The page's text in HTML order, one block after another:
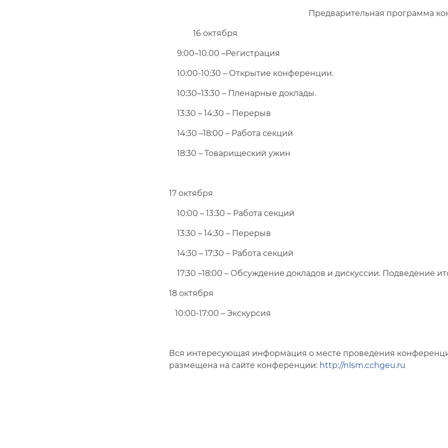
Предварительная программа
16 октября
9:00–10.00 –Регистрация
10:00-10:30 – Открытие конференции.
10:30–13:30 – Пленарные доклады.
13:30 – 14:30 – Перерыв
14:30 –18:00 – Работа секций
18:30 – Товарищеский ужин
17 октября
10:00 – 13:30 – Работа секций
13:30 – 14:30 – Перерыв
14:30 – 17:30 – Работа секций
17:30 –18:00 – Обсуждение докладов и дискуссии. Подведение
18 октября
10:00-17:00 – Экскурсия
Вся интересующая информация о месте проведения
размещена на сайте конференции: http://nlsm.cchgeu.ru